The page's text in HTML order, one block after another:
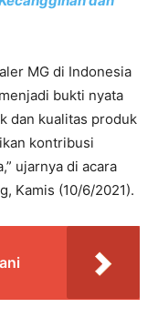
MG di Indonesia
bukti nyata
dan kualitas produk
kontribusi
ujarnya di acara
Kamis (10/6/2021).